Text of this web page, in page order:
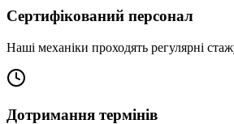
Сертифікований персонал
Наші механіки проходять регулярні
Дотримання термінів